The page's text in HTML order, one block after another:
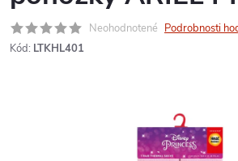
Neohodnotené Podrobnosti
Kód: LTKHL401